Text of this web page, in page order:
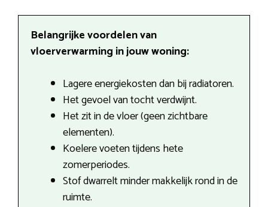
Belangrijke voordelen van
vloerverwarming in jouw woning:
Lagere energiekosten dan bij radiatoren.
Het gevoel van tocht verdwijnt.
Het zit in de vloer (geen zichtbare
elementen).
Koelere voeten tijdens hete
zomerperiodes.
Stof dwarrelt minder makkelijk rond in de
ruimte.